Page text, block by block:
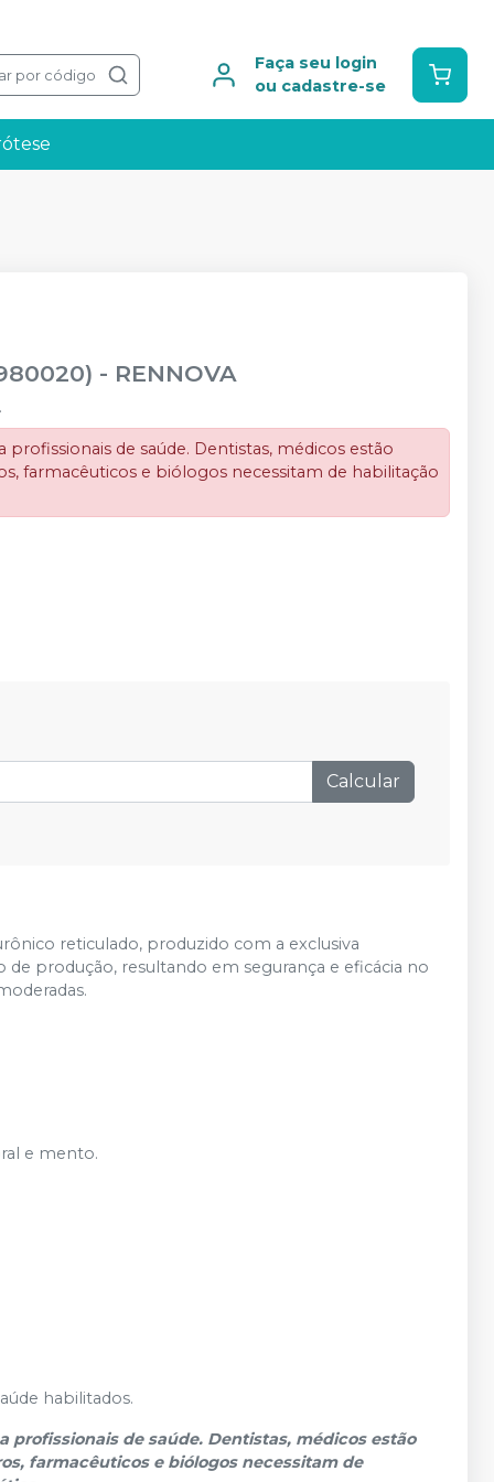
por código
Faça seu login
ou cadastre-se
- RENNOVA
de saúde. Dentistas, médicos estão
farmacêuticos e biólogos necessitam de habilitação
Calcular
reticulado, produzido com a exclusiva
produção, resultando em segurança e eficácia no
e mento.
habilitados.
de saúde. Dentistas, médicos estão
farmacêuticos e biólogos necessitam de